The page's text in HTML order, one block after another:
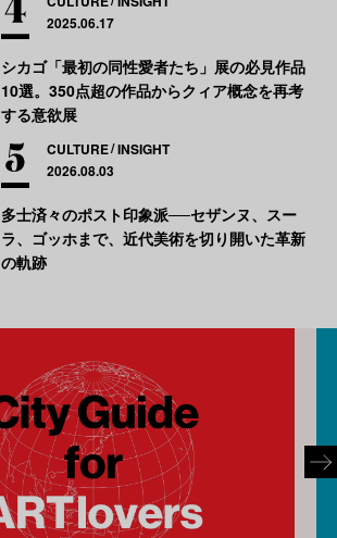
2025.06.17
シカゴ「最初の同性愛者たち」展の必見作品
10選。350点超の作品からクィア概念を再考
する意欲展
CULTURE INSIGHT
2026.08.03
多士済々のポスト印象派──セザンヌ、スー
ラ、ゴッホまで、近代美術を切り開いた革新
の軌跡